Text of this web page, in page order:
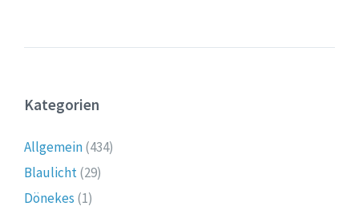
Kategorien
Allgemein(434)
Blaulicht(29)
Dönekes (1)